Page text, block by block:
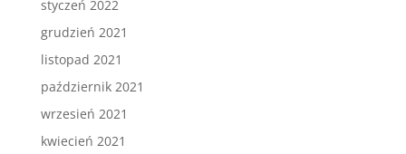
styczeń 2022
grudzień 2021
listopad 2021
październik 2021
wrzesień 2021
kwiecień 2021